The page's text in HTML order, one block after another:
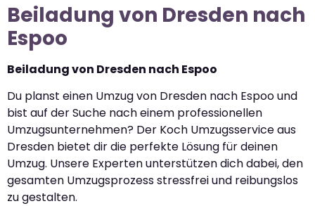
Beiladung von Dresden nach
Espoo
Beiladung von Dresden nach Espoo
Du planst einen Umzug von Dresden nach Espoo und
bist auf der Suche nach einem professionellen
Umzugsunternehmen? Der Koch Umzugsservice aus
Dresden bietet dir die perfekte Lösung für deinen
Umzug. Unsere Experten unterstützen dich dabei, den
gesamten Umzugsprozess stressfrei und reibungslos
zu gestalten.